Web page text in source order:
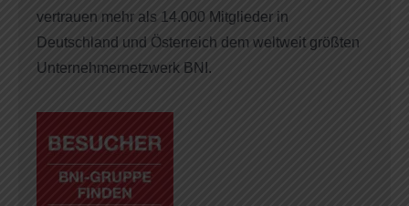
vertrauen mehr als 14.000 Mitglieder in
Deutschland und Österreich dem weltweit größten
Unternehmernetzwerk BNI.